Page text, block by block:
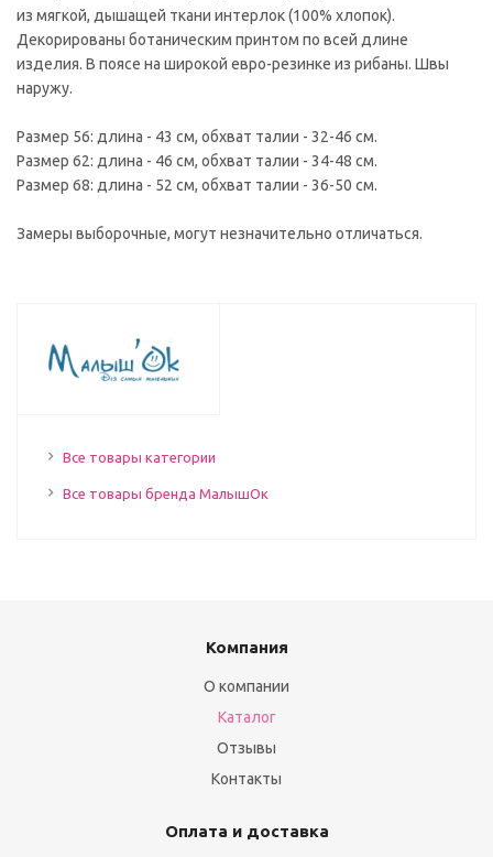
из мягкой, дышащей ткани интерлок (100% хлопок).
Декорированы ботаническим принтом по всей длине
изделия. В поясе на широкой евро-резинке из рибаны. Швы
наружу.
Размер 56: длина - 43 см, обхват талии - 32-46 см.
Размер 62: длина - 46 см, обхват талии - 34-48 см.
Размер 68: длина - 52 см, обхват талии - 36-50 см.
Замеры выборочные, могут незначительно отличаться.
Все товары категории
Все товары бренда МалышОк
Компания
О компании
Каталог
Отзывы
Контакты
Оплата и доставка